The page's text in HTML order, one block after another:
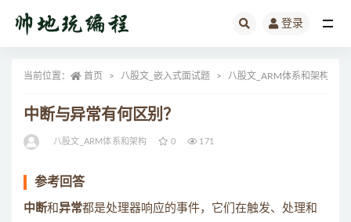
登录
当前位置： 首页 八股文_嵌入式面试题 八股文_ARM体系和架构
中断与异常有何区别？
八股文_ARM体系和架构 0 171
参考回答
中断和异常都是处理器响应的事件，它们在触发、处理和